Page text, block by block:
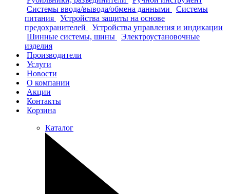
Системы ввода/вывода/обмена данными
Системы
питания
Устройства защиты на основе
предохранителей
Устройства управления и индикации
Шинные системы, шины
Электроустановочные
изделия
Производители
Услуги
Новости
О компании
Акции
Контакты
Корзина
Каталог